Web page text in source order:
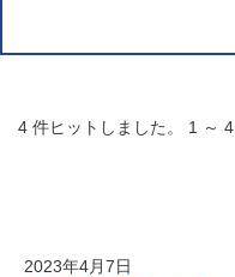
4 件ヒットしました。 1 ～ 4
2023年4月7日